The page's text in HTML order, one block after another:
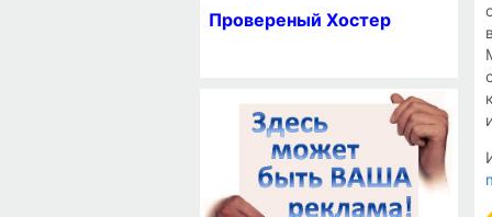
Провереный Хостер